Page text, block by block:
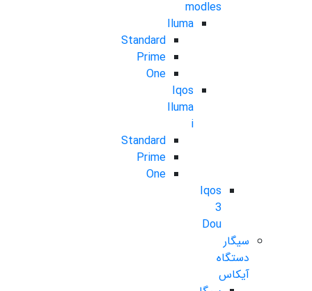
modles
Iluma
Standard
Prime
One
Iqos
Iluma
i
Standard
Prime
One
Iqos
3
Dou
سیگار
دستگاه
آیکاس